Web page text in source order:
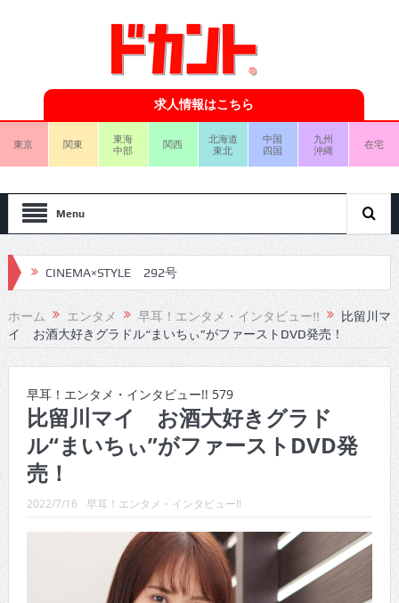
求人情報はこちら
東京 関東
東海
中部
関西
北海道
東北
中国
四国
九州
沖縄
在宅
Menu
CINEMA×STYLE 292号
CINEMA×STYLE 291号
CINEMA×STYLE 290号
CINEMA×STYLE 288号
CINEMA×STYLE 287号
CINEMA×STYLE 286号
CINEMA×STYLE 285号
CINEMA×STYLE 294号
CINEMA×STYLE 293号
ホーム エンタメ 早耳！エンタメ・インタビュー!!
比留川マ
イ お酒大好きグラドル“まいちぃ”がファーストDVD発売！
早耳！エンタメ・インタビュー!! 579
比留川マイ お酒大好きグラド
ル“まいちぃ”がファーストDVD発
売！
2022/7/16 早耳！エンタメ・インタビュー!!